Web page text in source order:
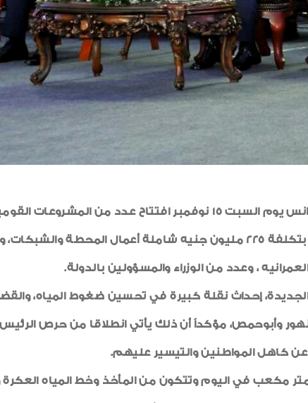
شهد الرئيس عبدالفتاح السيسي رئيس الجمهورية عبر تقنية الفيديو كونفرانس يوم السبت 15 نوفمبر
تنقية مياه الشرب بمركز المحمودية ، والتي قام بتنفيذها فرع الأسكندرية بتكلفة 225 مليون جنيه شاملة
، وعدد من الوزراء والمسؤولين بالدولة.
إحداث نقلة كبيرة في تحسين ضغوط المياه،
ورشيد ودمنهور وأبوحمص، مؤكداً أن ذلك يأتي انطلاقا من حرص
عن كاهل المواطنين والتيسير عليهم.